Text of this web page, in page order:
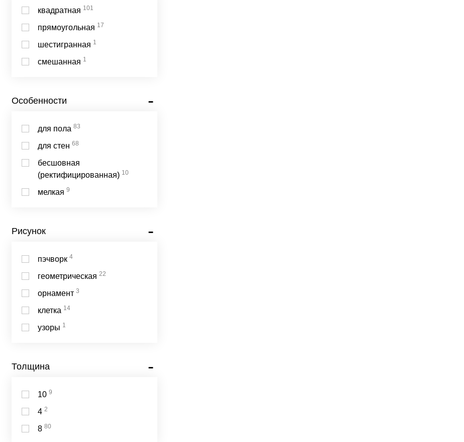
квадратная 101
прямоугольная 17
шестигранная 1
смешанная 1
Особенности
для пола 83
для стен 68
бесшовная
(ректифицированная) 10
мелкая 9
Рисунок
пэчворк 4
геометрическая 22
орнамент 3
клетка 14
узоры 1
Толщина
10 9
4 2
8 80